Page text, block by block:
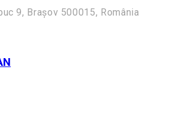
9, Brașov 500015, România